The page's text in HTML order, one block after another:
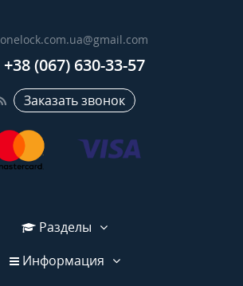
onelock.com.ua@gmail.com
+38 (067) 630-33-57
Заказать звонок
Разделы
Информация